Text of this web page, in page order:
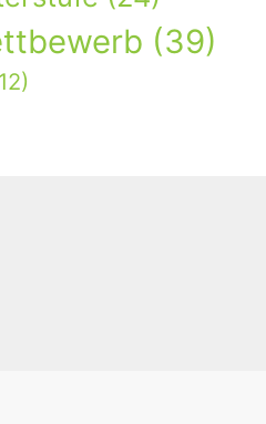
(39)